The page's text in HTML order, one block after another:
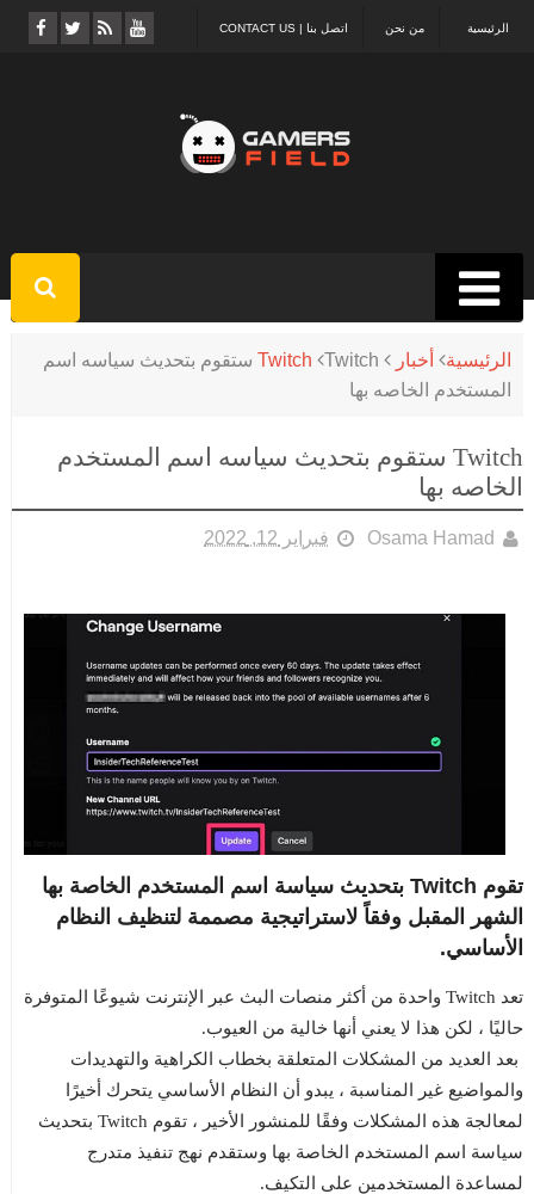
اتصل بنا | CONTACT US من نحن الرئيسية
الرئيسية أخبار TwitchTwitch ستقوم بتحديث سياسه اسم
المستخدم الخاصه بها
Twitch ستقوم بتحديث سياسه اسم المستخدم
الخاصه بها
Osama Hamad فبراير 12, 2022
تقوم Twitch بتحديث سياسة اسم المستخدم الخاصة بها
الشهر المقبل وفقاً لاستراتيجية مصممة لتنظيف النظام
الأساسي.
تعد Twitch واحدة من أكثر منصات البث عبر الإنترنت شيوعًا المتوفرة
حاليًا ، لكن هذا لا يعني أنها خالية من العيوب.
بعد العديد من المشكلات المتعلقة بخطاب الكراهية والتهديدات
والمواضيع غير المناسبة ، يبدو أن النظام الأساسي يتحرك أخيرًا
لمعالجة هذه المشكلات وفقًا للمنشور الأخير ، تقوم Twitch بتحديث
سياسة اسم المستخدم الخاصة بها وستقدم نهج تنفيذ متدرج
لمساعدة المستخدمين على التكيف.